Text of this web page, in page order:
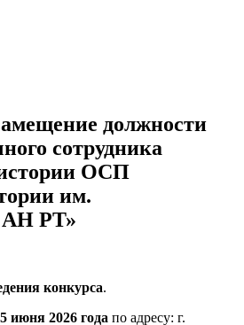
должности
сотрудника
ОСП
им.
РТ»
конкурса.
июня 2026 года по адресу: г.